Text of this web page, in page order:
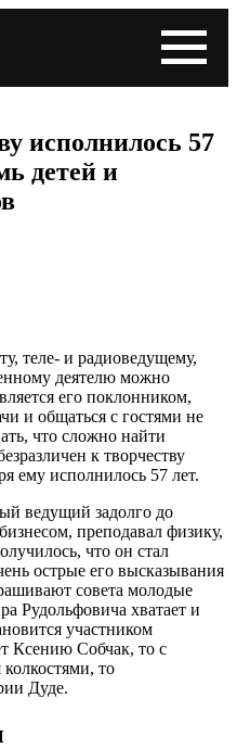
исполнилось 57
детей и
теле- и радиоведущему,
деятелю можно
его поклонником,
и общаться с гостями не
что сложно найти
к творчеству
ему исполнилось 57 лет.
ведущий задолго до
преподавал физику,
что он стал
острые его высказывания
совета молодые
Рудольфовича хватает и
участником
Ксению Собчак, то с
то
Дуде.